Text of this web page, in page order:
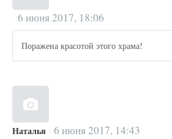
6 июня 2017, 18:06
Поражена красотой этого храма!
Наталья 6 июня 2017, 14:43